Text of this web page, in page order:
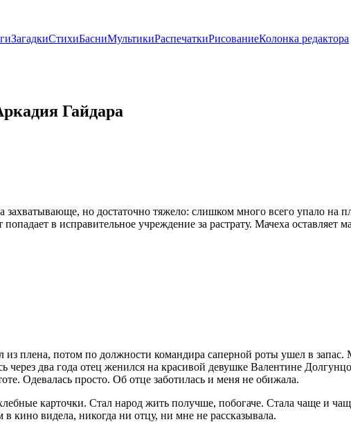
ЗагадкиСтихиБасниМультикиРаспечаткиРисованиеКолонка редактора
Гайдара
захватывающе, но достаточно тяжело: слишком много всего упало на
попадает в исправительное учреждение за растрату. Мачеха
плена, потом по должности командира саперной роты ушел в запас.
через два года отец женился на красивой девушке Валентине
Одевалась просто. Об отце заботилась и меня не обижала.
карточки. Стал народ жить получше, побогаче. Стала чаще и
в кино видела, никогда ни отцу, ни мне не рассказывала.